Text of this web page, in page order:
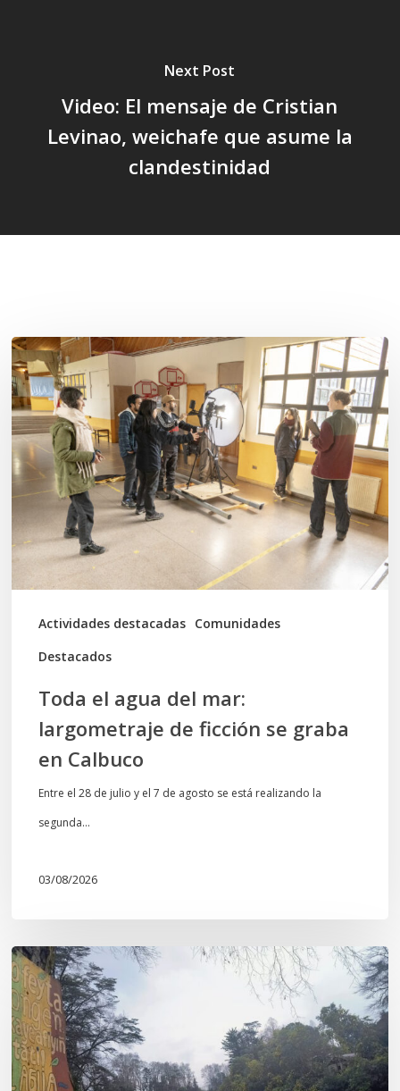
Next Post
Video: El mensaje de Cristian
Levinao, weichafe que asume la
clandestinidad
Actividades destacadas Comunidades
Destacados
Toda
el
agua
del
mar:
largometraje
de
ficción
se
graba
Toda el agua del mar:
largometraje de ficción se graba
en Calbuco
Entre el 28 de julio y el 7 de agosto se está realizando la
segunda…
03/08/2026
En
defensa
del
Salto
Donguil